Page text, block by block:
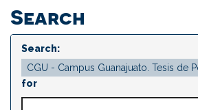
Search
Search:
for